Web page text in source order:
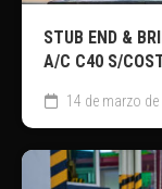
STUB END &
A/C C40 S/
14 de marzo de